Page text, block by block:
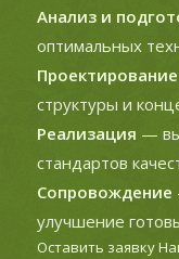
Анализ и
оптимальных
структуры и
Реализация —
стандартов
Сопровождение
улучшение
Оставить заявку